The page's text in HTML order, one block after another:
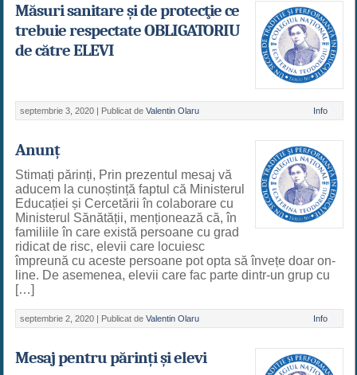
Măsuri sanitare şi de protecţie ce
trebuie respectate OBLIGATORIU
de către ELEVI
septembrie 3, 2020 | Publicat de Valentin Olaru Info
Anunț
Stimați părinți, Prin prezentul mesaj vă
aducem la cunoștință faptul că Ministerul
Educației și Cercetării în colaborare cu
Ministerul Sănătății, menționează că, în
familiile în care există persoane cu grad
ridicat de risc, elevii care locuiesc
împreună cu aceste persoane pot opta să învețe doar on-
line. De asemenea, elevii care fac parte dintr-un grup cu
[…]
septembrie 2, 2020 | Publicat de Valentin Olaru Info
Mesaj pentru părinți și elevi